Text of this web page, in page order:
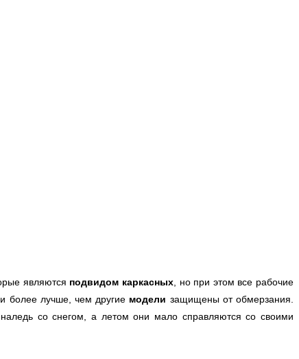
являются подвидом каркасных, но при этом все рабочие
более лучше, чем другие модели защищены от обмерзания.
наледь со снегом, а летом они мало справляются со своими